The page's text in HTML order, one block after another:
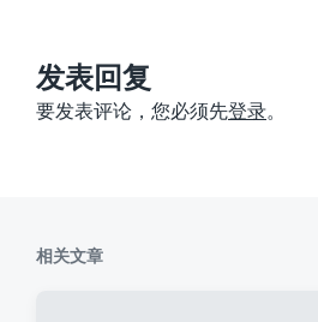
：
发表回复
要发表评论，您必须先登录。
相关文章